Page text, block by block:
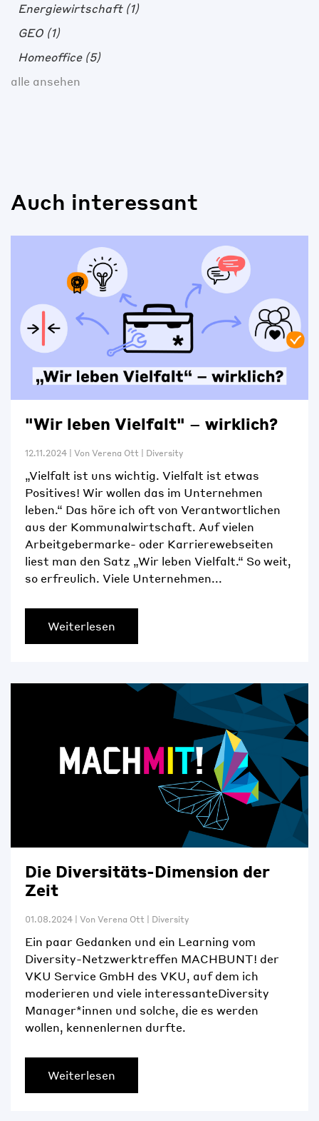
Energiewirtschaft (1)
GEO (1)
Homeoffice (5)
alle ansehen
Auch interessant
"Wir leben Vielfalt" – wirklich?
12.11.2024 Von Verena Ott Diversity
„Vielfalt ist uns wichtig. Vielfalt ist etwas
Positives! Wir wollen das im Unternehmen
leben.“ Das höre ich oft von Verantwortlichen
aus der Kommunalwirtschaft. Auf vielen
Arbeitgebermarke- oder Karrierewebseiten
liest man den Satz „Wir leben Vielfalt.“ So weit,
so erfreulich. Viele Unternehmen...
Weiterlesen
Die Diversitäts-Dimension der
Zeit
01.08.2024 Von Verena Ott Diversity
Ein paar Gedanken und ein Learning vom
Diversity-Netzwerktreffen MACHBUNT! der
VKU Service GmbH des VKU, auf dem ich
moderieren und viele interessanteDiversity
Manager*innen und solche, die es werden
wollen, kennenlernen durfte.
Weiterlesen